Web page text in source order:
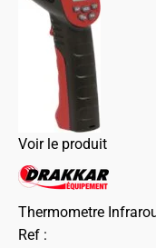
Voir le produit
Thermometre
Ref :